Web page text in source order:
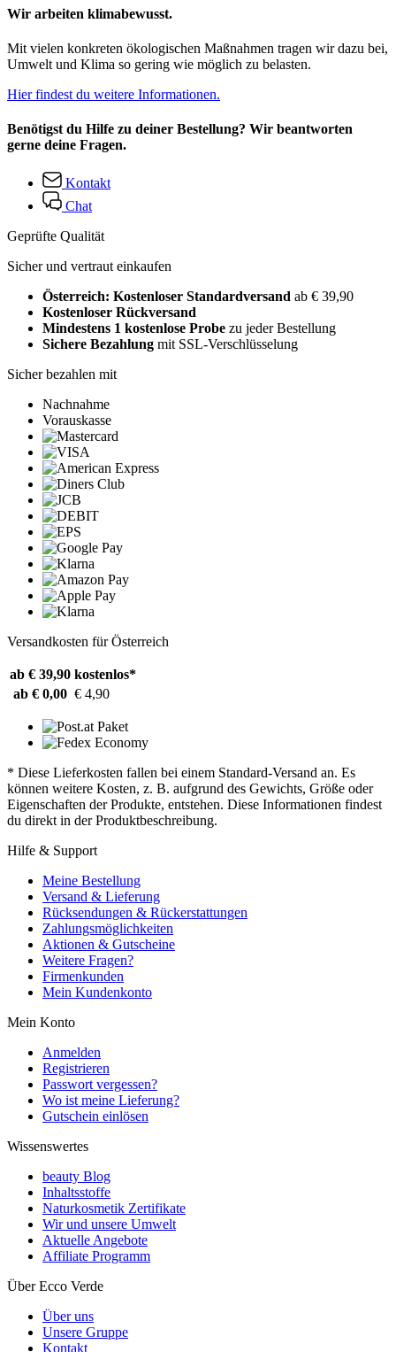
Wir arbeiten klimabewusst.
Mit vielen konkreten ökologischen Maßnahmen tragen wir dazu bei,
Umwelt und Klima so gering wie möglich zu belasten.
Hier findest du weitere Informationen.
Benötigst du Hilfe zu deiner Bestellung? Wir beantworten
gerne deine Fragen.
Kontakt
Chat
Geprüfte Qualität
Sicher und vertraut einkaufen
Österreich: Kostenloser Standardversand ab € 39,90
Kostenloser Rückversand
Mindestens 1 kostenlose Probe zu jeder Bestellung
Sichere Bezahlung mit SSL-Verschlüsselung
Sicher bezahlen mit
Nachnahme
Vorauskasse
Versandkosten für Österreich
ab € 39,90 kostenlos*
ab € 0,00 € 4,90
* Diese Lieferkosten fallen bei einem Standard-Versand an. Es
können weitere Kosten, z. B. aufgrund des Gewichts, Größe oder
Eigenschaften der Produkte, entstehen. Diese Informationen findest
du direkt in der Produktbeschreibung.
Hilfe & Support
Meine Bestellung
Versand & Lieferung
Rücksendungen & Rückerstattungen
Zahlungsmöglichkeiten
Aktionen & Gutscheine
Weitere Fragen?
Firmenkunden
Mein Kundenkonto
Mein Konto
Anmelden
Registrieren
Passwort vergessen?
Wo ist meine Lieferung?
Gutschein einlösen
Wissenswertes
beauty Blog
Inhaltsstoffe
Naturkosmetik Zertifikate
Wir und unsere Umwelt
Aktuelle Angebote
Affiliate Programm
Über Ecco Verde
Über uns
Unsere Gruppe
Kontakt